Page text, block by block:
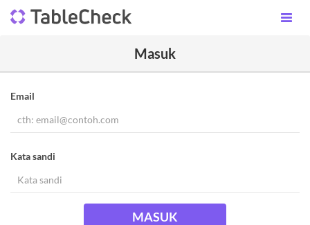
Masuk
Email
Kata sandi
MASUK